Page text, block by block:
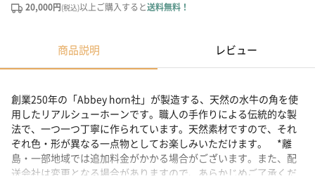
20,000円(税込)以上ご購入すると送料無料！
商品説明 レビュー
創業250年の「Abbey horn社」が製造する、天然の水牛の角を使
用したリアルシューホーンです。職人の手作りによる伝統的な製
法で、一つ一つ丁寧に作られています。天然素材ですので、それ
ぞれ色・形が異なる一点物としてお楽しみいただけます。 *離
島・一部地域では追加料金がかかる場合がございます。また、配
送会社は変更となる場合がありますので、あらかじめご了承くだ